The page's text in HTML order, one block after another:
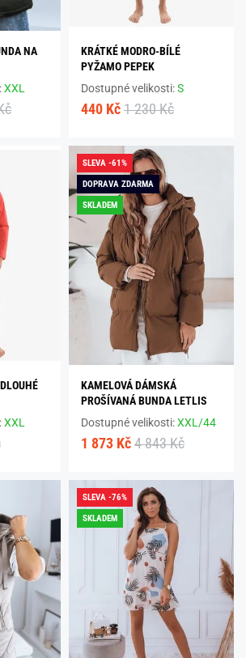
NA
XXL
KRÁTKÉ MODRO-BÍLÉ
PYŽAMO PEPEK
Dostupné velikosti:S
440 Kč 1 230 Kč
XXL
SLEVA -61%
DOPRAVA ZDARMA
SKLADEM
KAMELOVÁ DÁMSKÁ
PROŠÍVANÁ BUNDA LETLIS
Dostupné velikosti:XXL/44
1 873 Kč 4 843 Kč
SLEVA -76%
SKLADEM